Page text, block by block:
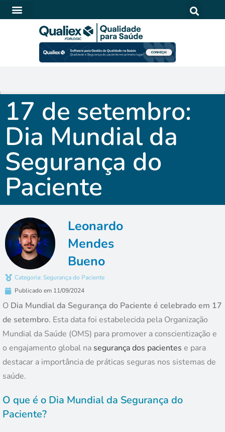
17 de setembro:
Dia Mundial da
Segurança do
Paciente
Leonardo
Mendes
Bueno
Categoria: Segurança do Paciente
Publicado em 11/09/2024
O Dia Mundial da Segurança do Paciente é celebrado em 17
de setembro. Esta data foi estabelecida pela Organização
Mundial da Saúde (OMS) para promover a conscientização e
o engajamento global na segurança dos pacientes e para
destacar a importância de práticas seguras nos sistemas de
saúde.
O que é o Dia Mundial da Segurança do
Paciente?